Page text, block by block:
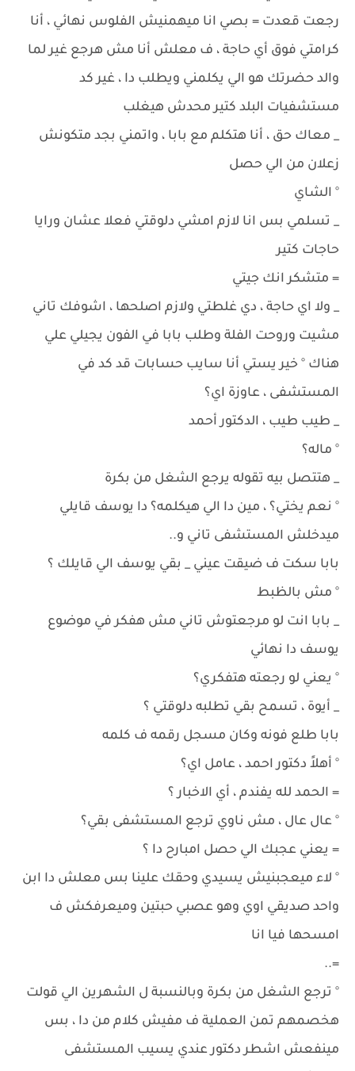
رجعت قعدت = بصي انا ميهمنيش الفلوس نهائي ، أنا
كرامتي فوق أي حاجة ، ف معلش أنا مش هرجع غير لما
والد حضرتك هو الي يكلمني ويطلب دا ، غير كد
مستشفيات البلد كتير محدش هيغلب
_ معاك حق ، أنا هتكلم مع بابا ، واتمني بجد متكونش
زعلان من الي حصل
° الشاي
_ تسلمي بس انا لازم امشي دلوقتي فعلا عشان ورايا
حاجات كتير
= متشكر انك جيتي
_ ولا اي حاجة ، دي غلطتي ولازم اصلحها ، اشوفك تاني
مشيت وروحت الفلة وطلب بابا في الفون يجيلي علي
هناك ° خير يستي أنا سايب حسابات قد كد في
المستشفى ، عاوزة اي؟
_ طيب طيب ، الدكتور أحمد
° ماله؟
_ هتتصل بيه تقوله يرجع الشغل من بكرة
° نعم يختي؟ ، مين دا الي هيكلمه؟ دا يوسف قايلي
ميدخلش المستشفى تاني و..
بابا سكت ف ضيقت عيني _ بقي يوسف الي قايلك ؟
° مش بالظبط
_ بابا انت لو مرجعتوش تاني مش هفكر في موضوع
يوسف دا نهائي
° يعني لو رجعته هتفكري؟
_ أيوة ، تسمح بقي تطلبه دلوقتي ؟
بابا طلع فونه وكان مسجل رقمه ف كلمه
° أهلاً دكتور احمد ، عامل اي؟
= الحمد لله يفندم ، أي الاخبار ؟
° عال عال ، مش ناوي ترجع المستشفى بقي؟
= يعني عجبك الي حصل امبارح دا ؟
° لاء ميعجبنيش يسيدي وحقك علينا بس معلش دا ابن
واحد صديقي اوي وهو عصبي حبتين وميعرفكش ف
امسحها فيا انا
=..
° ترجع الشغل من بكرة وبالنسبة ل الشهرين الي قولت
هخصمهم تمن العملية ف مفيش كلام من دا ، بس
مينفعش اشطر دكتور عندي يسيب المستشفى